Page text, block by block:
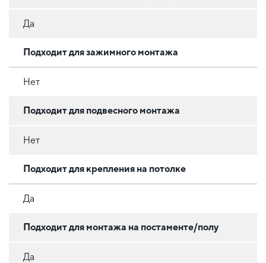
Да
Подходит для зажимного монтажа
Нет
Подходит для подвесного монтажа
Нет
Подходит для крепления на потолке
Да
Подходит для монтажа на постаменте/полу
Да